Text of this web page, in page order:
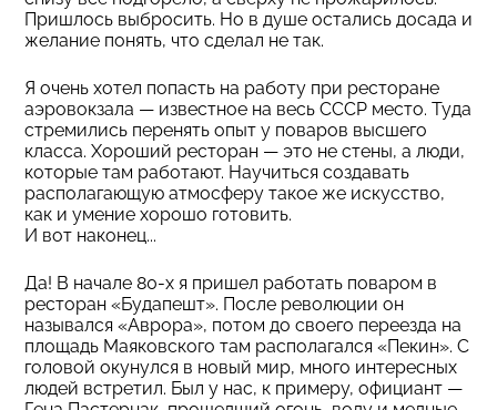
Пришлось выбросить. Но в душе остались досада и
желание понять, что сделал не так.
Я очень хотел попасть на работу при ресторане
аэровокзала — известное на весь СССР место. Туда
стремились перенять опыт у поваров высшего
класса. Хороший ресторан — это не стены, а люди,
которые там работают. Научиться создавать
располагающую атмосферу такое же искусство,
как и умение хорошо готовить.
И вот наконец...
Да! В начале 80-х я пришел работать поваром в
ресторан «Будапешт». После революции он
назывался «Аврора», потом до своего переезда на
площадь Маяковского там располагался «Пекин». С
головой окунулся в новый мир, много интересных
людей встретил. Был у нас, к примеру, официант —